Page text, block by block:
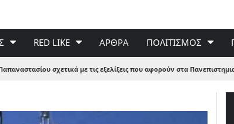
RED LIKE ΑΡΘΡΑ ΠΟΛΙΤΙΣΜΟΣ
σχετικά με τις εξελίξεις που αφορούν στα